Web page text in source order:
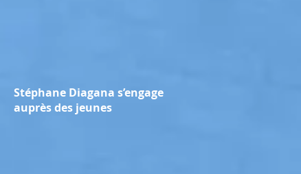
Stéphane Diagana s’engage
auprès des jeunes